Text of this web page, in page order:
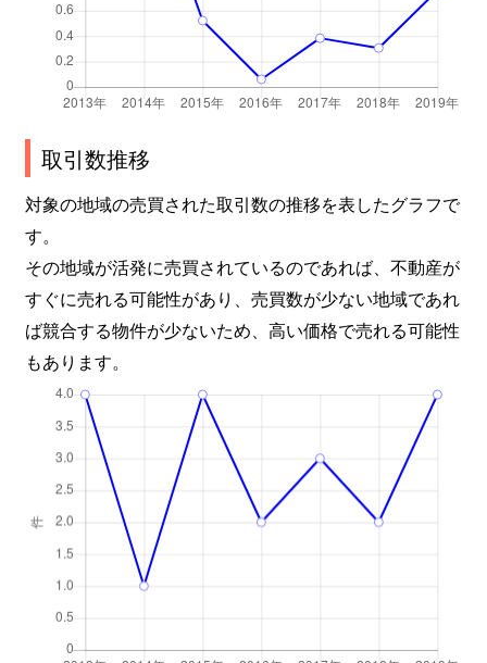
取引数推移
対象の地域の売買された取引数の推移を表したグラフで
す。
その地域が活発に売買されているのであれば、不動産が
すぐに売れる可能性があり、売買数が少ない地域であれ
ば競合する物件が少ないため、高い価格で売れる可能性
もあります。